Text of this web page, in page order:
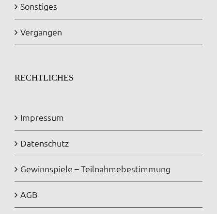
Sonstiges
Vergangen
RECHTLICHES
Impressum
Datenschutz
Gewinnspiele – Teilnahmebestimmung
AGB